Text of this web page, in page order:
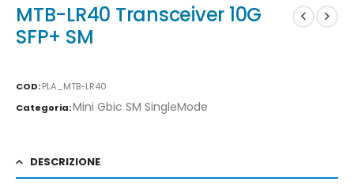
MTB-LR40 Transceiver 10G
SFP+ SM
COD:PLA_MTB-LR40
Categoria:Mini Gbic SM SingleMode
DESCRIZIONE